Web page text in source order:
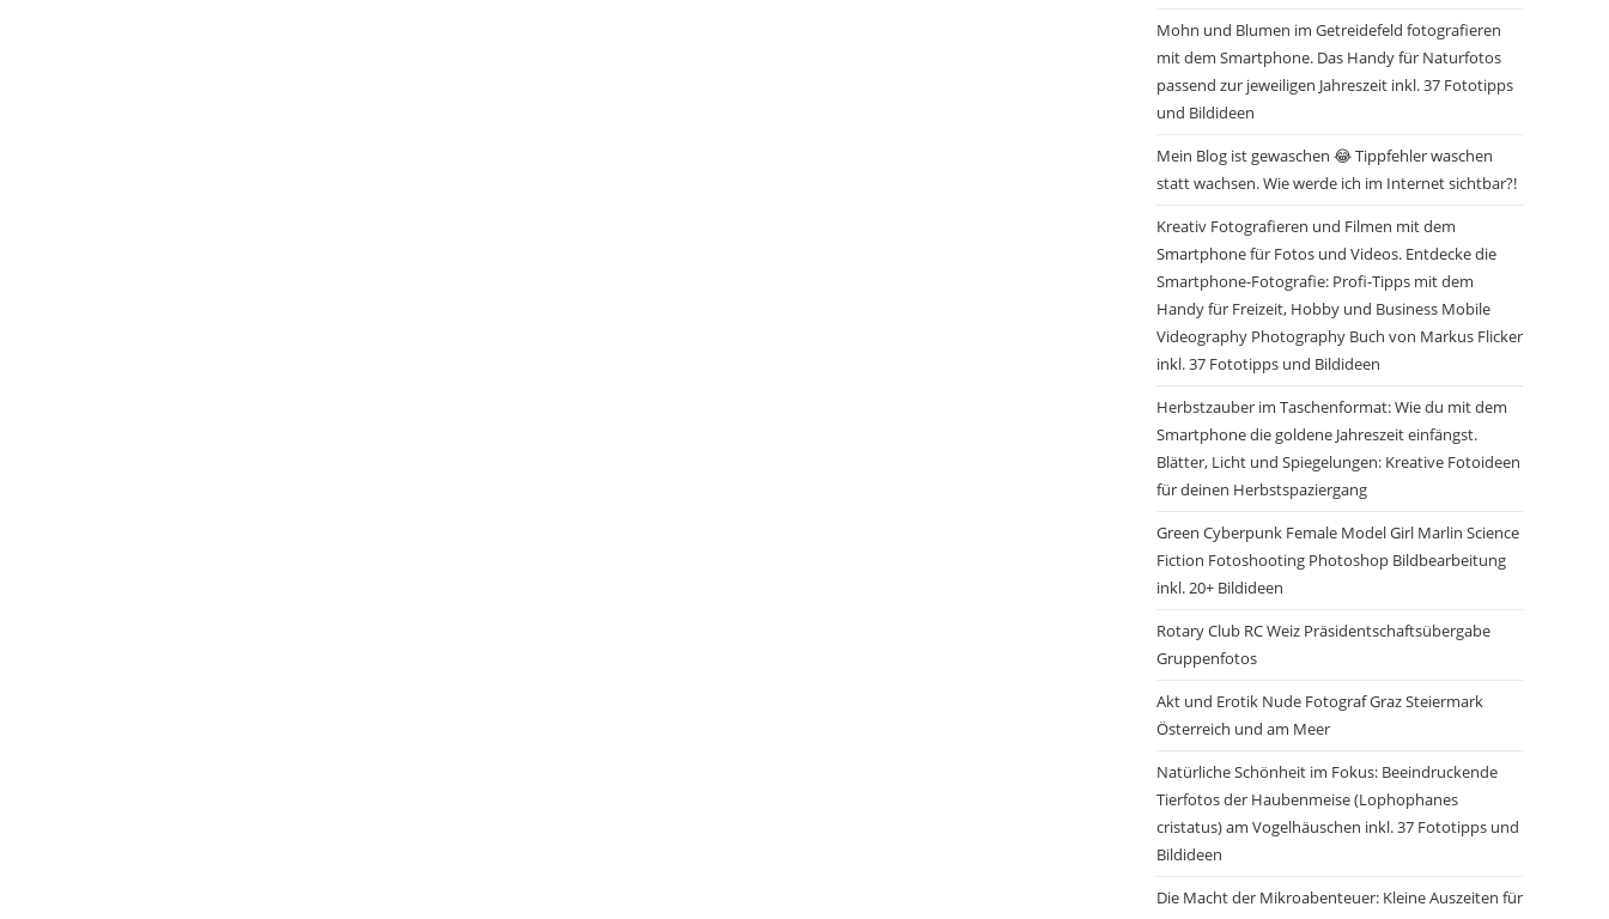
Mohn und Blumen im Getreidefeld fotografieren
mit dem Smartphone. Das Handy für Naturfotos
passend zur jeweiligen Jahreszeit inkl. 37 Fototipps
und Bildideen
Mein Blog ist gewaschen 😂 Tippfehler waschen
statt wachsen. Wie werde ich im Internet sichtbar?!
Kreativ Fotografieren und Filmen mit dem
Smartphone für Fotos und Videos. Entdecke die
Smartphone-Fotografie: Profi-Tipps mit dem
Handy für Freizeit, Hobby und Business Mobile
Videography Photography Buch von Markus Flicker
inkl. 37 Fototipps und Bildideen
Herbstzauber im Taschenformat: Wie du mit dem
Smartphone die goldene Jahreszeit einfängst.
Blätter, Licht und Spiegelungen: Kreative Fotoideen
für deinen Herbstspaziergang
Green Cyberpunk Female Model Girl Marlin Science
Fiction Fotoshooting Photoshop Bildbearbeitung
inkl. 20+ Bildideen
Rotary Club RC Weiz Präsidentschaftsübergabe
Gruppenfotos
Akt und Erotik Nude Fotograf Graz Steiermark
Österreich und am Meer
Natürliche Schönheit im Fokus: Beeindruckende
Tierfotos der Haubenmeise (Lophophanes
cristatus) am Vogelhäuschen inkl. 37 Fototipps und
Bildideen
Die Macht der Mikroabenteuer: Kleine Auszeiten für